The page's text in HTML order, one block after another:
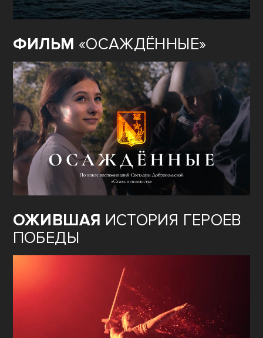
ФИЛЬМ «ОСАЖДЁННЫЕ»
ОЖИВШАЯ ИСТОРИЯ ГЕРОЕВ
ПОБЕДЫ